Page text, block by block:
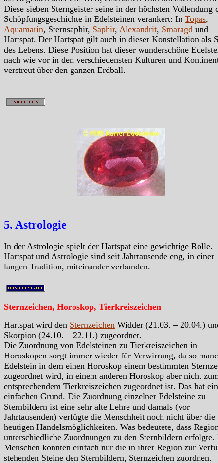
Diese sieben Sterngeister seine in der höchsten Vollendung
Schöpfungsgeschichte in Edelsteinen verankert: In Topas,
Aquamarin, Sternsaphir, Saphir, Alexandrit, Smaragd und
Hartspat. Der Hartspat gilt auch in dieser Konstellation als
des Lebens. Diese Position hat dieser wunderschöne
nach wie vor in den verschiedensten Kulturen und
verstreut über den ganzen Erdball.
5. Astrologie
In der Astrologie spielt der Hartspat eine gewichtige Rolle.
Hartspat und Astrologie sind seit Jahrtausende eng, in einer
langen Tradition, miteinander verbunden.
Sternzeichen, Horoskop, Tierkreiszeichen
Hartspat wird den Sternzeichen Widder (21.03. – 20.04.)
Skorpion (24.10. – 22.11.) zugeordnet.
Die Zuordnung von Edelsteinen zu Tierkreiszeichen in
Horoskopen sorgt immer wieder für Verwirrung, da so
Edelstein in dem einen Horoskop einem bestimmten
zugeordnet wird, in einem anderen Horoskop aber nicht
entsprechendem Tierkreiszeichen zugeordnet ist. Das hat
einfachen Grund. Die Zuordnung einzelner Edelsteine zu
Sternbildern ist eine sehr alte Lehre und damals (vor
Jahrtausenden) verfügte die Menschheit noch nicht über die
heutigen Handelsmöglichkeiten. Was bedeutete, dass
unterschiedliche Zuordnungen zu den Sternbildern erfolgte.
Menschen konnten einfach nur die in ihrer Region zur
stehenden Steine den Sternbildern, Sternzeichen zuordnen.